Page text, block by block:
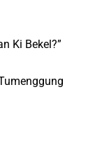
Ki Bekel?”